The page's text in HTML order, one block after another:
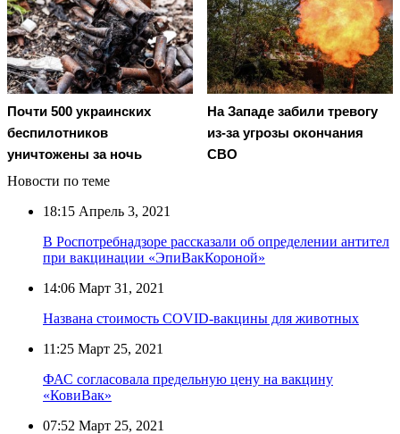
Почти 500 украинских
беспилотников
уничтожены за ночь
На Западе забили тревогу
из-за угрозы окончания
СВО
Новости по теме
18:15 Апрель 3, 2021
В Роспотребнадзоре рассказали об определении антител
при вакцинации «ЭпиВакКороной»
14:06 Март 31, 2021
Названа стоимость COVID-вакцины для животных
11:25 Март 25, 2021
ФАС согласовала предельную цену на вакцину
«КовиВак»
07:52 Март 25, 2021